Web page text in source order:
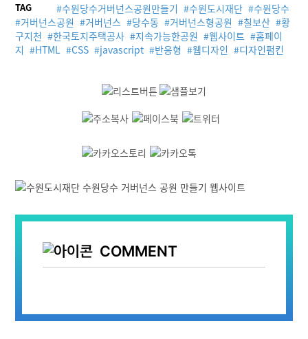
TAG #수원당수거버넌스공원만들기 #수원도시재단 #수원당수
#거버넌스공원 #거버넌스 #당수동 #거버넌스형공원 #칠보산 #황
구지천 #한국토지주택공사 #지속가능한공원 #웹사이트 #홈페이
지 #HTML #CSS #javascript #반응형 #웹디자인 #디자인펌킨
COMMENT